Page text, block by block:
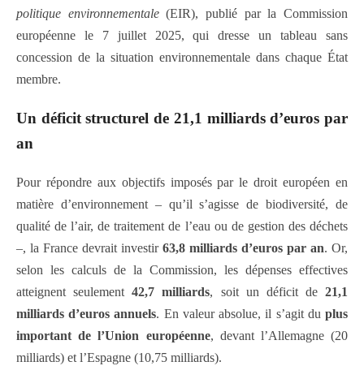
politique environnementale(EIR), publié par la Commission
européenne le 7 juillet 2025, qui dresse un tableau sans
concession de la situation environnementale dans chaque État
membre.
Un déficit structurel de 21,1 milliards d’euros par
an
Pour répondre aux objectifs imposés par le droit européen en
matière d’environnement – qu’il s’agisse de biodiversité, de
qualité de l’air, de traitement de l’eau ou de gestion des déchets
–, la France devrait investir 63,8 milliards d’euros par an. Or,
selon les calculs de la Commission, les dépenses effectives
atteignent seulement42,7 milliards, soit un déficit de 21,1
milliards d’euros annuels. En valeur absolue, il s’agit duplus
important de l’Union européenne, devant l’Allemagne (20
milliards) et l’Espagne (10,75 milliards).